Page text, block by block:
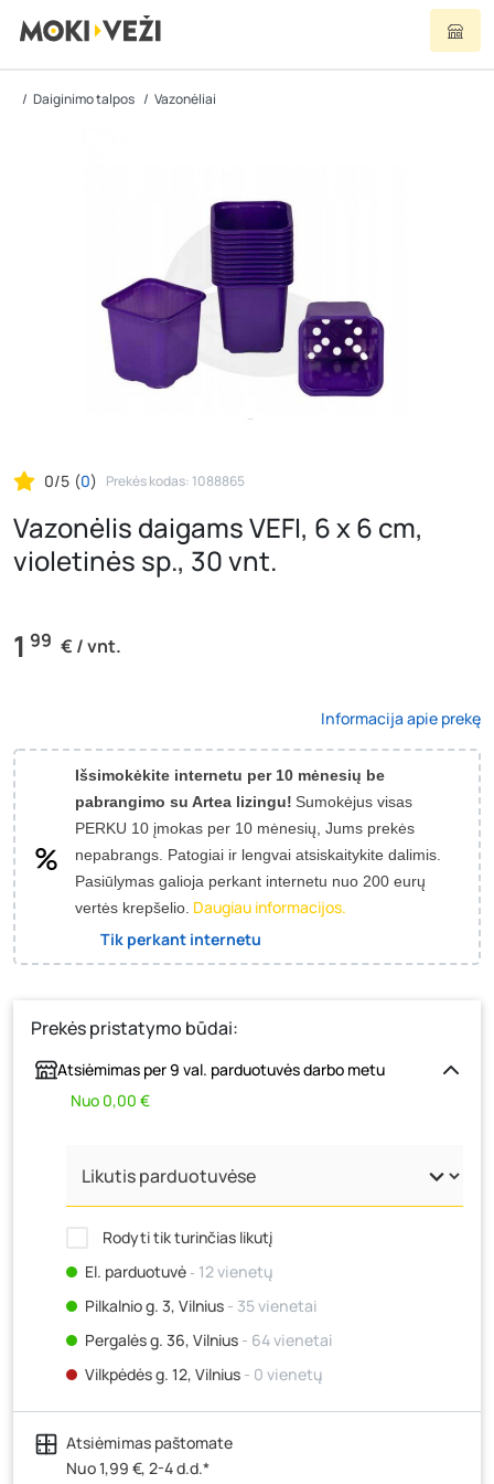
Daiginimo talpos Vazonėliai
0/5 (0) Prekės kodas: 1088865
Vazonėlis daigams VEFI, 6 x 6 cm,
violetinės sp., 30 vnt.
1 99 € / vnt.
Informacija apie prekę
Išsimokėkite internetu per 10 mėnesių be
pabrangimo su Artea lizingu! Sumokėjus visas
PERKU 10 įmokas per 10 mėnesių, Jums prekės
nepabrangs. Patogiai ir lengvai atsiskaitykite dalimis.
Pasiūlymas galioja perkant internetu nuo 200 eurų
vertės krepšelio. Daugiau informacijos.
Tik perkant internetu
Prekės pristatymo būdai:
Atsiėmimas per 9 val. parduotuvės darbo metu
Nuo 0,00 €
Rodyti tik turinčias likutį
El. parduotuvė‐ 12 vienetų
Pilkalnio g. 3, Vilnius - 35 vienetai
Pergalės g. 36, Vilnius - 64 vienetai
Vilkpėdės g. 12, Vilnius - 0 vienetų
Ateities g. 15, Vilnius- 5 vienetai
Kauno r., Narsiečių k., Vytauto g. 183, Kaunas
vienetai
Atsiėmimas paštomate
Nuo 1,99 €, 2-4 d.d.*